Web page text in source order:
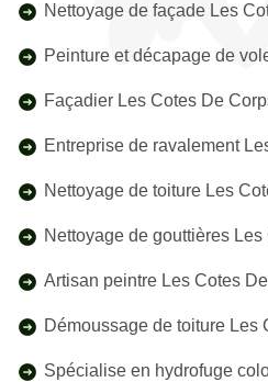
Nettoyage de façade Les
Peinture et décapage de
Façadier Les Cotes De
Entreprise de ravalement
Nettoyage de toiture Les
Nettoyage de gouttières
Artisan peintre Les Cotes
Démoussage de toiture Les
Spécialise en hydrofuge